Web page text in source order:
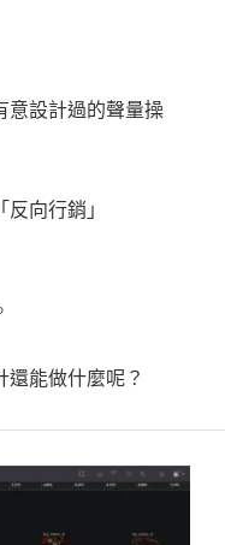
意設計過的聲量操
向行銷」
能做什麼呢？